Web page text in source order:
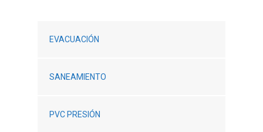
EVACUACIÓN
SANEAMIENTO
PVC PRESIÓN